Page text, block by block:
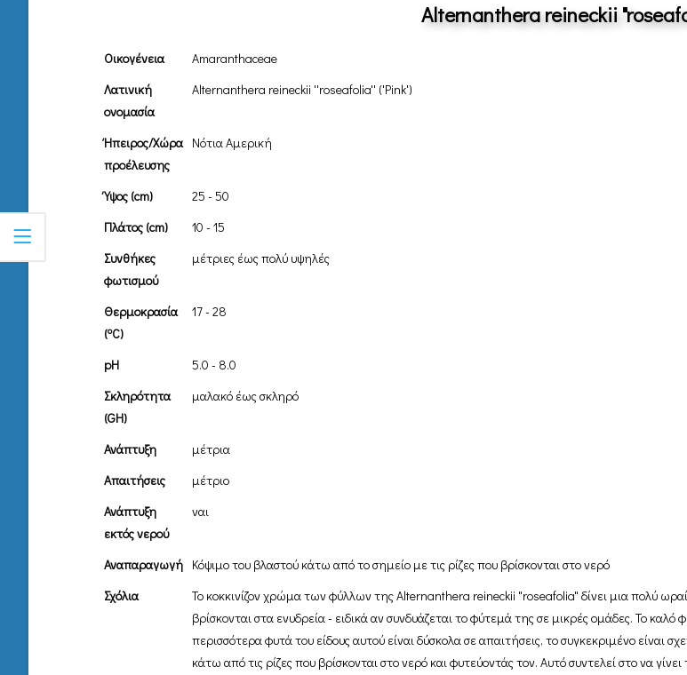
Alternanthera reineckii
Οικογένεια
Amaranthaceae
Λατινική
ονομασία
Alternanthera reineckii ''roseafolia'' ('Pink')
Ήπειρος/Χώρα
προέλευσης
Νότια Αμερική
Ύψος (cm)
25 - 50
Πλάτος (cm)
10 - 15
Συνθήκες
φωτισμού
μέτριες έως πολύ υψηλές
Θερμοκρασία
(oC)
17 - 28
pH
5.0 - 8.0
Σκληρότητα
(GH)
μαλακό έως σκληρό
Ανάπτυξη
μέτρια
Απαιτήσεις
μέτριο
Ανάπτυξη
εκτός νερού
ναι
Αναπαραγωγή Κόψιμο του βλαστού κάτω από το σημείο με τις ρίζες που βρίσκονται στο νερό
Σχόλια
Το κοκκινίζον χρώμα των φύλλων της Alternanthera reineckii "roseafolia" δίνει μια πολύ
βρίσκονται στα ενυδρεία - ειδικά αν συνδυάζεται το φύτεμά της σε μικρές ομάδες. Το
περισσότερα φυτά του είδους αυτού είναι δύσκολα σε απαιτήσεις, το συγκεκριμένο
κάτω από τις ρίζες που βρίσκονται στο νερό και φυτεύοντάς τον. Αυτό συντελεί στο να